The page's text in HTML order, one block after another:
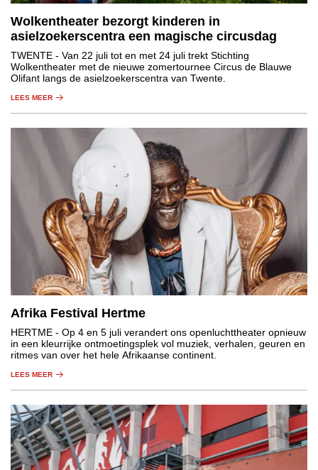
Wolkentheater bezorgt kinderen in
asielzoekerscentra een magische circusdag
TWENTE - Van 22 juli tot en met 24 juli trekt Stichting
Wolkentheater met de nieuwe zomertournee Circus de Blauwe
Olifant langs de asielzoekerscentra van Twente.
LEES MEER
Afrika Festival Hertme
HERTME - Op 4 en 5 juli verandert ons openluchttheater opnieuw
in een kleurrijke ontmoetingsplek vol muziek, verhalen, geuren en
ritmes van over het hele Afrikaanse continent.
LEES MEER